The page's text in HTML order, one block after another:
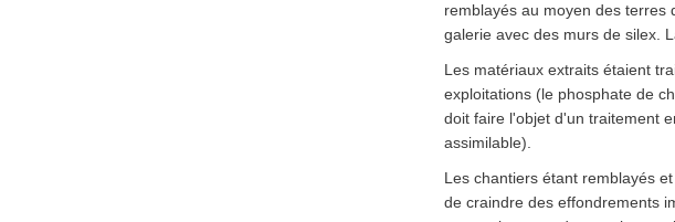
remblayés au moyen des terres
galerie avec des murs de silex.
Les matériaux extraits étaient
exploitations (le phosphate de
doit faire l'objet d'un traitement
assimilable).
Les chantiers étant remblayés
de craindre des effondrements